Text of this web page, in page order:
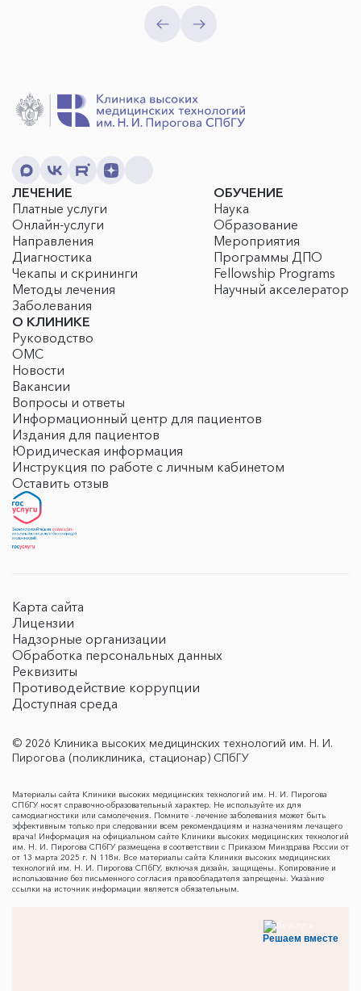
ЛЕЧЕНИЕ
Платные услуги
Онлайн-услуги
Направления
Диагностика
Чекапы и скрининги
Методы лечения
Заболевания
ОБУЧЕНИЕ
Наука
Образование
Мероприятия
Программы ДПО
Fellowship Programs
Научный акселератор
О КЛИНИКЕ
Руководство
ОМС
Новости
Вакансии
Вопросы и ответы
Информационный центр для пациентов
Издания для пациентов
Юридическая информация
Инструкция по работе с личным кабинетом
Оставить отзыв
Карта сайта
Лицензии
Надзорные организации
Обработка персональных данных
Реквизиты
Противодействие коррупции
Доступная среда
© 2026 Клиника высоких медицинских технологий им. Н. И.
Пирогова (поликлиника, стационар) СПбГУ
Материалы сайта Клиники высоких медицинских технологий им. Н. И. Пирогова
СПбГУ носят справочно-образовательный характер. Не используйте их для
самодиагностики или самолечения. Помните - лечение заболевания может быть
эффективным только при следовании всем рекомендациям и назначениям лечащего
врача! Информация на официальном сайте Клиники высоких медицинских технологий
им. Н. И. Пирогова СПбГУ размещена в соответствии с Приказом Минздрава России от
от 13 марта 2025 г. N 118н. Все материалы сайта Клиники высоких медицинских
технологий им. Н. И. Пирогова СПбГУ, включая дизайн, защищены. Копирование и
использование без письменного согласия правообладателя запрещены. Указание
ссылки на источник информации является обязательным.
Решаем вместе